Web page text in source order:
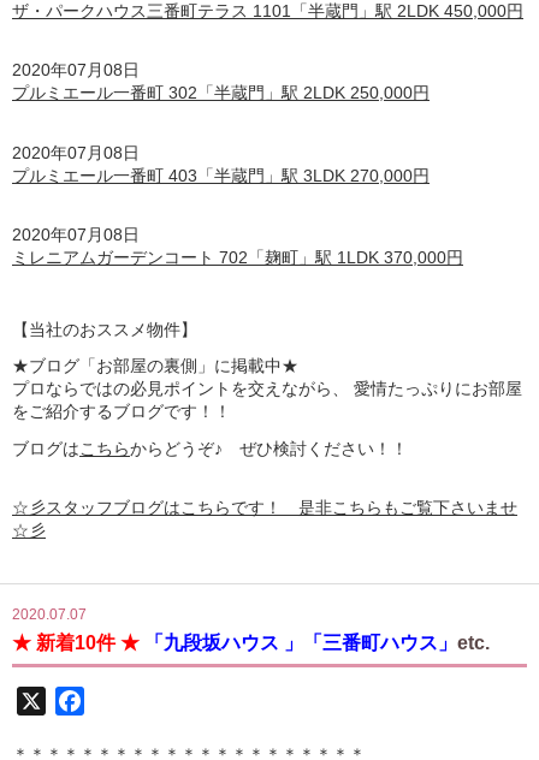
ザ・パークハウス三番町テラス 1101「半蔵門」駅 2LDK 450,000円
2020年07月08日
プルミエール一番町 302「半蔵門」駅 2LDK 250,000円
2020年07月08日
プルミエール一番町 403「半蔵門」駅 3LDK 270,000円
2020年07月08日
ミレニアムガーデンコート 702「麹町」駅 1LDK 370,000円
【当社のおススメ物件】
★ブログ「お部屋の裏側」に掲載中★
プロならではの必見ポイントを交えながら、 愛情たっぷりにお部屋
をご紹介するブログです！！
ブログはこちらからどうぞ♪ ぜひ検討ください！！
☆彡スタッフブログはこちらです！ 是非こちらもご覧下さいませ
☆彡
2020.07.07
★ 新着10件 ★ 「九段坂ハウス 」「三番町ハウス」 etc.
＊＊＊＊＊＊＊＊＊＊＊＊＊＊＊＊＊＊＊＊＊